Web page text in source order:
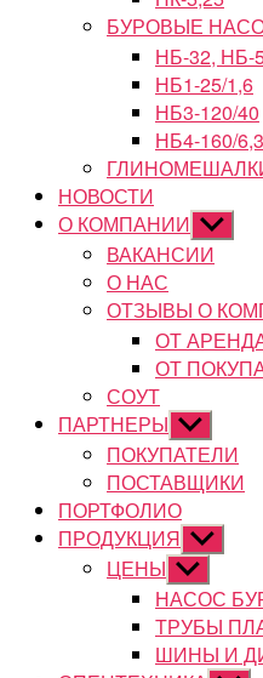
БУРОВЫЕ
НБ-32, НБ-
НБ1-25/1,6
НБ3-120/40
НБ4-160/6,3
НОВОСТИ
О КОМПАНИИ
подменю
ВАКАНСИИ
О НАС
ОТЗЫВЫ О
ОТ
ОТ
СОУТ
ПАРТНЕРЫ Показывать
подменю
ПОКУПАТЕЛИ
ПОСТАВЩИКИ
ПОРТФОЛИО
ПРОДУКЦИЯ Показывать
подменю
ЦЕНЫ Показывать
подменю
НАСОС
ТРУБЫ
ШИНЫ И